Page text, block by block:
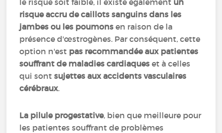
le risque soit faible, il existe également un
risque accru de caillots sanguins dans les
jambes ou les poumons en raison de la
présence d'œstrogènes. Par conséquent, cette
option n'est pas recommandée aux patientes
souffrant de maladies cardiaques et à celles
qui sontsujettes aux accidents vasculaires
cérébraux.
La pilule progestative, bien que meilleure pour
les patientes souffrant de problèmes